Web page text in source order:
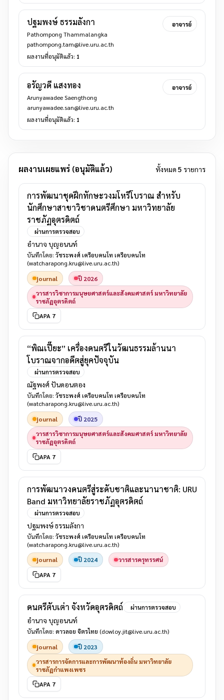
ปฐมพงษ์ ธรรมลังกา
Pathompong Thammalangka
pathompong.tam@live.uru.ac.th
ผลงานที่อนุมัติแล้ว: 1
อาจารย์
อรัญวดี แสงทอง
Arunyawadee Saengthong
arunyawadee.san@live.uru.ac.th
ผลงานที่อนุมัติแล้ว: 1
อาจารย์
ผลงานเผยแพร่ (อนุมัติแล้ว) ทั้งหมด 5 รายการ
การพัฒนาชุดฝึกทักษะวงมโหรีโบราณ สำหรับ
นักศึกษาสาขาวิชาดนตรีศึกษา มหาวิทยาลัย
ราชภัฏอุตรดิตถ์
ผ่านการตรวจสอบ
อำนาจ บุญอนนท์
บันทึกโดย: วัชระพงศ์ เครือบคนโท เครือบคนโท
(watcharapong.kru@live.uru.ac.th)
journal
ปี 2026
วารสารวิชาการมนุษยศาสตร์และสังคมศาสตร์ มหาวิทยาลัย
ราชภัฏอุตรดิตถ์
APA 7
“พิณเปี๊ยะ” เครื่องดนตรีในวัฒนธรรมล้านนา
โบราณจากอดีตสู่ยุคปัจจุบัน
ผ่านการตรวจสอบ
ณัฐพงศ์ ปันดอนตอง
บันทึกโดย: วัชระพงศ์ เครือบคนโท เครือบคนโท
(watcharapong.kru@live.uru.ac.th)
journal
ปี 2025
วารสารวิชาการมนุษยศาสตร์และสังคมศาสตร์ มหาวิทยาลัย
ราชภัฏอุตรดิตถ์
APA 7
การพัฒนาวงดนตรีสู่ระดับชาติและนานาชาติ: URU
Band มหาวิทยาลัยราชภัฏอุตรดิตถ์
ผ่านการตรวจสอบ
ปฐมพงษ์ ธรรมลังกา
บันทึกโดย: วัชระพงศ์ เครือบคนโท เครือบคนโท
(watcharapong.kru@live.uru.ac.th)
journal
ปี 2024
วารสารครุทรรศน์
APA 7
ดนตรีตับเต่า จังหวัดอุตรดิตถ์ ผ่านการตรวจสอบ
อำนาจ บุญอนนท์
บันทึกโดย: ดาวลอย จิตรไทย (dowloy.jit@live.uru.ac.th)
journal
ปี 2023
วารสารการจัดการและการพัฒนาท้องถิ่น มหาวิทยาลัย
ราชภัฏกำแพงเพชร
APA 7